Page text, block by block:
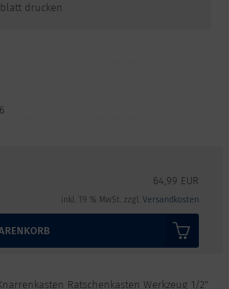
drucken
64,99 EUR
inkl. 19 % MwSt. zzgl. Versandkosten
Ratschenkasten Werkzeug 1/2"